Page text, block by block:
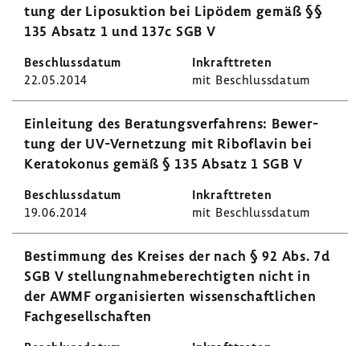
tung der Lipo­suk­tion bei Lipödem gemäß §§
135 Absatz 1 und 137c SGB V
22.05.2014 mit Beschluss­datum
Einlei­tung des Bera­tungs­ver­fah­rens: Bewer­
tung der UV-​Vernetzung mit Ribo­flavin bei
Kera­to­konus gemäß § 135 Absatz 1 SGB V
19.06.2014 mit Beschluss­datum
Bestim­mung des Kreises der nach § 92 Abs. 7d
SGB V stel­lung­nah­me­be­rech­tigten nicht in
der AWMF orga­ni­sierten wissen­schaft­li­chen
Fach­ge­sell­schaften